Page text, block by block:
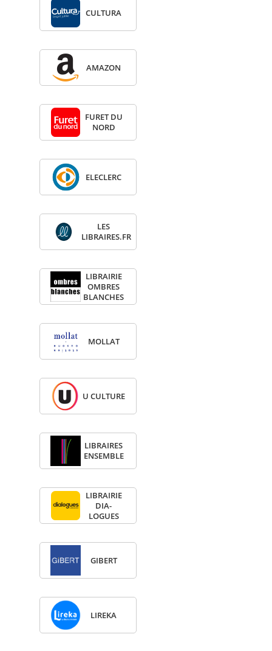
CULTURA
AMA­ZON
FURET DU
NORD
ELE­CLERC
LES
LIBRAIRES.FR
LIBRAI­RIE
OMBRES
BLANCHES
MOL­LAT
U CULTURE
LIBRAIRES
ENSEMBLE
LIBRAI­RIE
DIA­
LOGUES
GIBERT
LIREKA